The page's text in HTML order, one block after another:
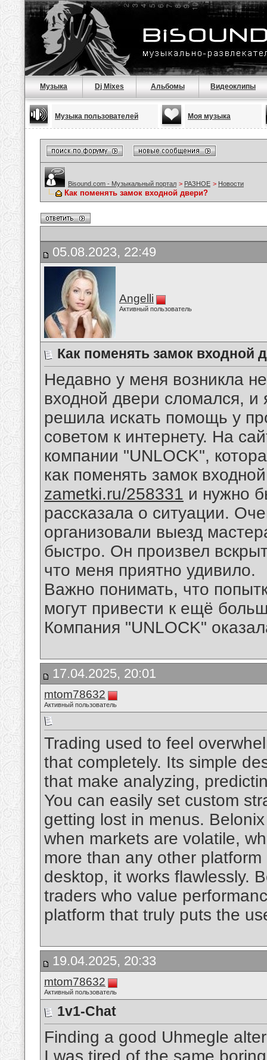
Музыка Dj Mixes Альбомы Видеоклипы
Музыка пользователей Моя музыка
Bisound.com - Музыкальный портал > РАЗНОЕ > Новости
Как поменять замок входной двери?
05.08.2023, 22:49
Angelli
Активный пользователь
Как поменять замок входной
Недавно у меня возникла
входной двери сломался, и
решила искать помощь у
советом к интернету. На
компании "UNLOCK",
как поменять замок
zametki.ru/258331 и нужно
рассказала о ситуации.
организовали выезд
быстро. Он произвел
что меня приятно удивило.
Важно понимать, что
могут привести к ещё
Компания "UNLOCK"
17.04.2025, 20:01
mtom78632
Активный пользователь
Trading used to feel
that completely. Its simple
that make analyzing,
You can easily set custom
getting lost in menus.
when markets are volatile,
more than any other
desktop, it works flawlessly.
traders who value
platform that truly puts the
19.04.2025, 20:33
mtom78632
Активный пользователь
1v1-Chat
Finding a good Uhmegle